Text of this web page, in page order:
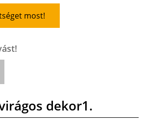
most!
dekor1.